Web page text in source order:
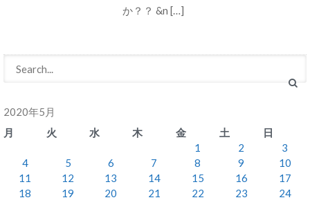
か？？ &n […]
2020年5月
月
火 水 木 金 土
日
1
2
3
4
5 6 7 8 9
10
11
12 13 14 15 16
17
18
19 20 21 22 23
24